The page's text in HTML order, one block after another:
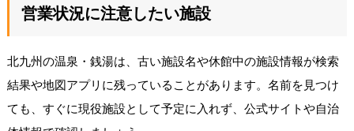
営業状況に注意したい施設
北九州の温泉・銭湯は、古い施設名や休館中の施設情報が検索
結果や地図アプリに残っていることがあります。名前を見つけ
ても、すぐに現役施設として予定に入れず、公式サイトや自治